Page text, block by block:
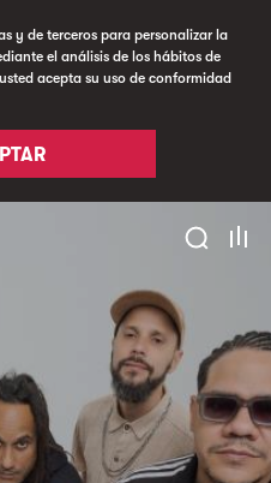
y de terceros para personalizar la
el análisis de los hábitos de
acepta su uso de conformidad